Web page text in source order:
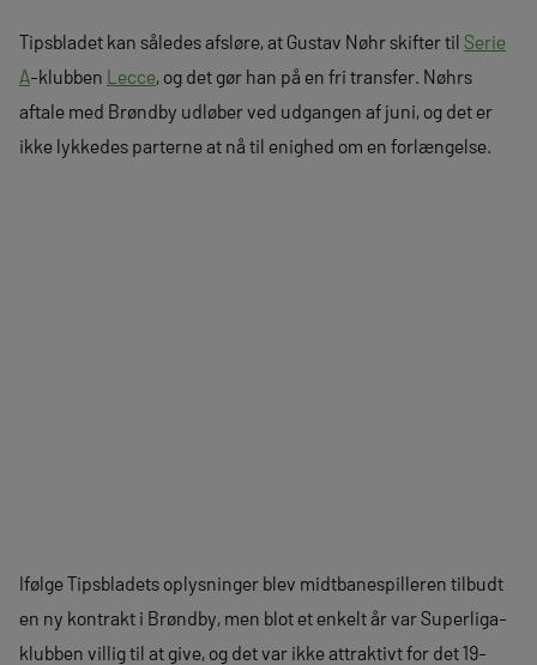
Tipsbladet kan således afsløre, at Gustav Nøhr skifter til Serie
A-klubben Lecce, og det gør han på en fri transfer. Nøhrs
aftale med Brøndby udløber ved udgangen af juni, og det er
ikke lykkedes parterne at nå til enighed om en forlængelse.
Ifølge Tipsbladets oplysninger blev midtbanespilleren tilbudt
en ny kontrakt i Brøndby, men blot et enkelt år var Superliga-
klubben villig til at give, og det var ikke attraktivt for det 19-